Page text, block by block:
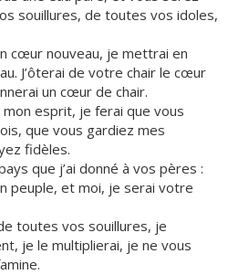
souillures, de toutes vos idoles,
cœur nouveau, je mettrai en
J’ôterai de votre chair le cœur
un cœur de chair.
esprit, je ferai que vous
que vous gardiez mes
fidèles.
que j’ai donné à vos pères :
peuple, et moi, je serai votre
toutes vos souillures, je
je le multiplierai, je ne vous